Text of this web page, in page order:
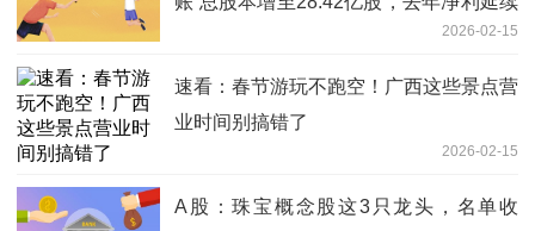
2026-02-15
速看：春节游玩不跑空！广西这些景点营
业时间别搞错了
2026-02-15
A股：珠宝概念股这3只龙头，名单收